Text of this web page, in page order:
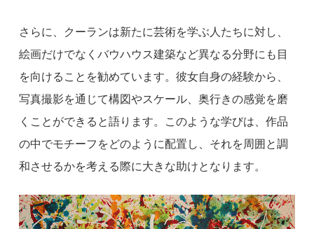
さらに、クーランは新たに芸術を学ぶ人たちに対し、
絵画だけでなくバウハウス建築など異なる分野にも目
を向けることを勧めています。彼女自身の経験から、
写真撮影を通じて構図やスケール、奥行きの感覚を磨
くことができると語ります。このような学びは、作品
の中でモチーフをどのように配置し、それを周囲と調
和させるかを考える際に大きな助けとなります。